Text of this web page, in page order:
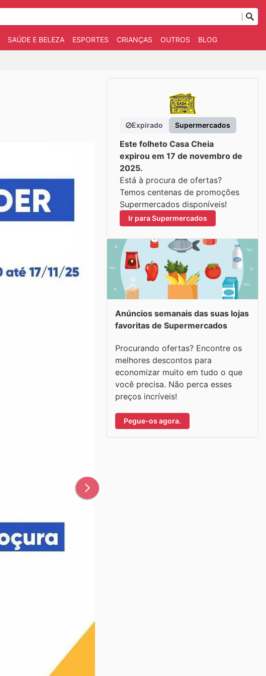
SAÚDE E BELEZA ESPORTES CRIANÇAS OUTROS BLOG
Expirado Supermercados
Este folheto Casa Cheia
expirou em 17 de novembro de
2025.
Está à procura de ofertas?
Temos centenas de promoções
Supermercados disponíveis!
Ir para Supermercados
Anúncios semanais das suas lojas
favoritas de Supermercados
Procurando ofertas? Encontre os
melhores descontos para
economizar muito em tudo o que
você precisa. Não perca esses
preços incríveis!
Pegue-os agora.